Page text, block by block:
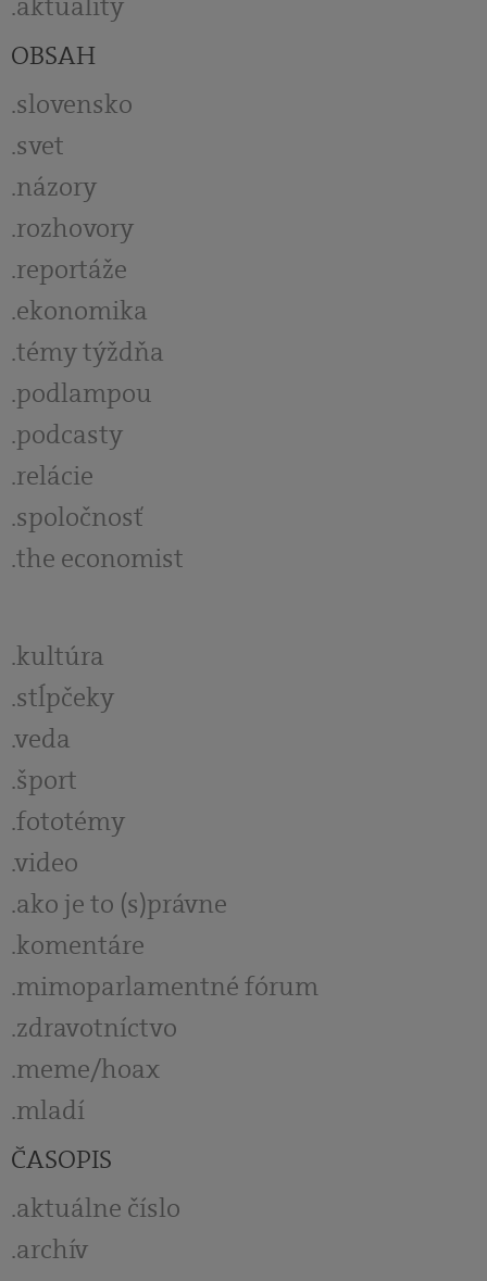
OBSAH
slovensko
svet
názory
rozhovory
reportáže
ekonomika
témy týždňa
podlampou
podcasty
relácie
spoločnosť
the economist
kultúra
stĺpčeky
veda
šport
fototémy
video
ako je to (s)právne
komentáre
mimoparlamentné fórum
zdravotníctvo
meme/hoax
mladí
ČASOPIS
aktuálne číslo
archív